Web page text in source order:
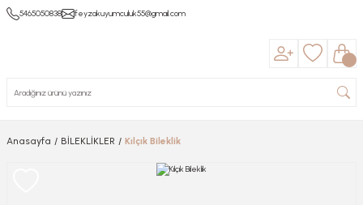
5465050838 feyzakuyumculuk55@gmail.com
Anasayfa BİLEKLİKLER Kılçık Bileklik